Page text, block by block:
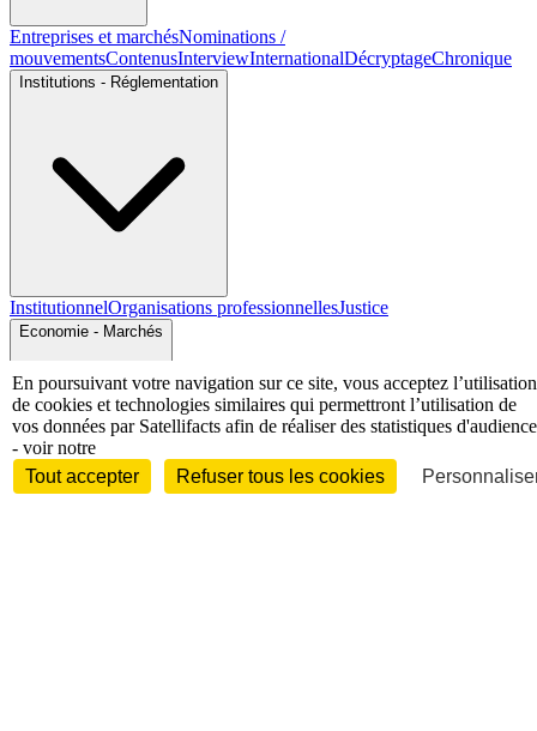
Entreprises et marchésNominations /
mouvementsContenusInterviewInternationalDécryptageChronique
Institutions - Réglementation
InstitutionnelOrganisations professionnellesJustice
Economie - Marchés
En poursuivant votre navigation sur ce site, vous acceptez l’utilisation
de cookies et technologies similaires qui permettront l’utilisation de
vos données par Satellifacts afin de réaliser des statistiques d'audience
- voir notre
Tout accepter
Refuser tous les cookies